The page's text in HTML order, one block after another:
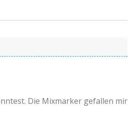
Die Mixmarker gefallen mir